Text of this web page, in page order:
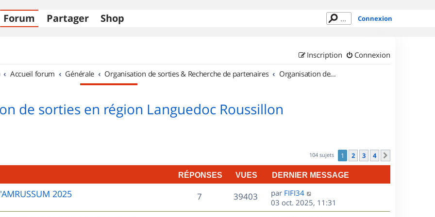
Forum Partager Shop Connexion
Connexion
Inscription
Accueil forum Générale Organisation de sorties & Recherche de partenaires Organisation de sorties en région Languedoc Roussillon
de sorties en région Languedoc Roussillon
104 sujets 1 2 3 4
RÉPONSES VUES DERNIER MESSAGE
2025 7R
é
39403V
u
D
e
r
par FIFI34
03 oct. 2025, 11:31